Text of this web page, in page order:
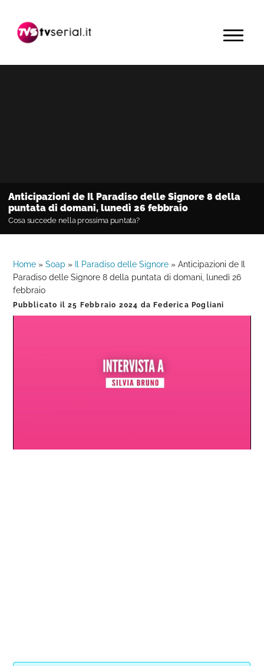
navigazione
contenuto
barra
primaria
MENU
Anticipazioni de Il Paradiso delle Signore 8 della
puntata di domani, lunedì 26 febbraio
Cosa succede nella prossima puntata?
Home »Soap » Il Paradiso delle Signore »Anticipazioni de Il
Paradiso delle Signore 8 della puntata di domani, lunedì 26
febbraio
Pubblicato il25 Febbraio 2024 da Federica Pogliani
0%
0%